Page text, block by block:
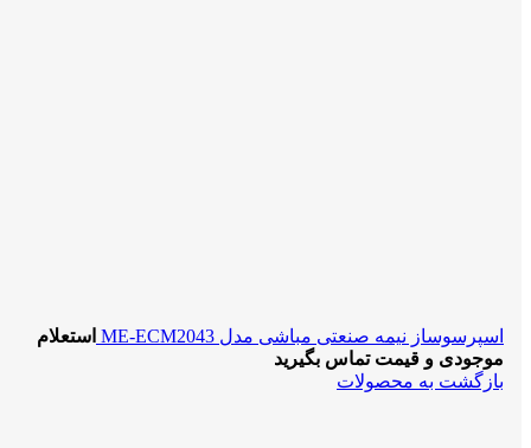
اسپرسوساز نیمه صنعتی مباشی مدل ME-ECM2043
استعلام
موجودی و قیمت تماس بگیرید
بازگشت به محصولات